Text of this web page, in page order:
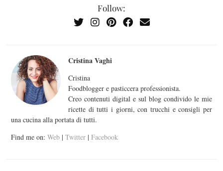
Follow:
Cristina Vaghi
Cristina
Foodblogger e pasticcera professionista.
Creo contenuti digital e sul blog condivido le mie
ricette di tutti i giorni, con trucchi e consigli per
una cucina alla portata di tutti.
Find me on: Web | Twitter | Facebook